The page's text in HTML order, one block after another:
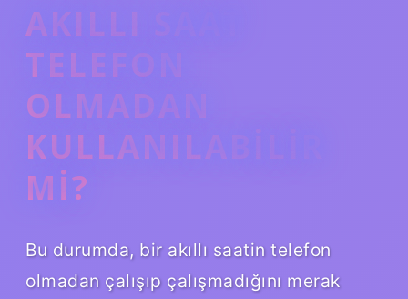
AKILLI SAAT
TELEFON
OLMADAN
KULLANILABILIR
MI?
Bu durumda, bir akıllı saatin telefon
olmadan çalışıp çalışmadığını merak